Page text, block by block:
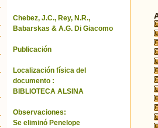
Chebez, J.C., Rey, N.R.,
Babarskas & A.G. Di Giacomo
Publicación
Localización física del
documento :
BIBLIOTECA ALSINA
Observaciones:
Se eliminó Penelope